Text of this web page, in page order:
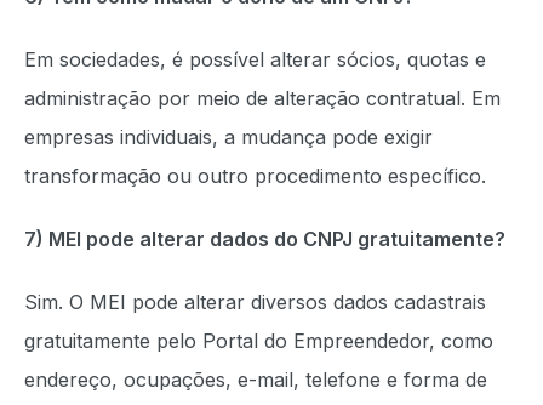
Em sociedades, é possível alterar sócios, quotas e
administração por meio de alteração contratual. Em
empresas individuais, a mudança pode exigir
transformação ou outro procedimento específico.
7) MEI pode alterar dados do CNPJ gratuitamente?
Sim. O MEI pode alterar diversos dados cadastrais
gratuitamente pelo Portal do Empreendedor, como
endereço, ocupações, e-mail, telefone e forma de